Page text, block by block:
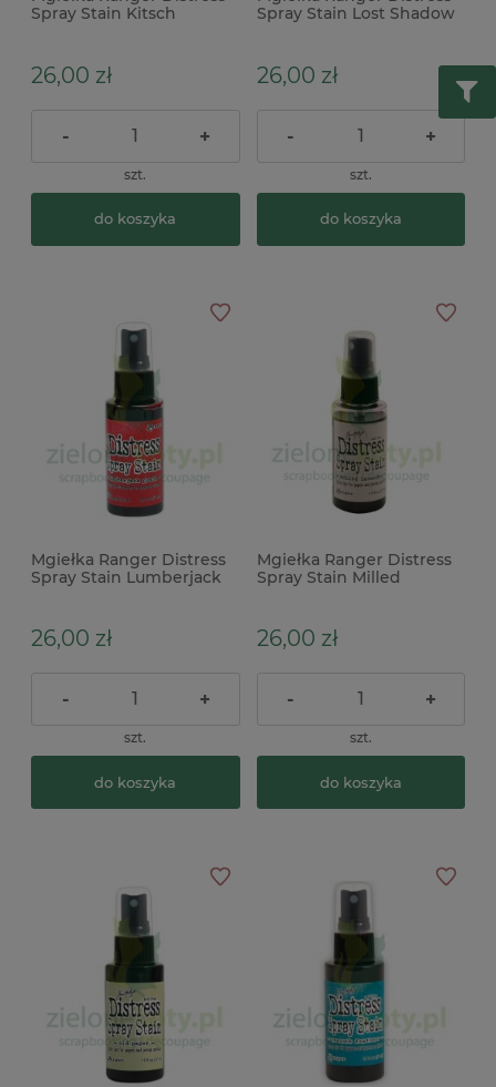
Spray Stain Kitsch
26,00 zł
- +
szt.
do koszyka
Spray Stain Lost Shadow
26,00 zł
- +
szt.
do koszyka
Mgiełka Ranger Distress
Spray Stain Lumberjack
26,00 zł
- +
szt.
do koszyka
Mgiełka Ranger Distress
Spray Stain Milled
26,00 zł
- +
szt.
do koszyka